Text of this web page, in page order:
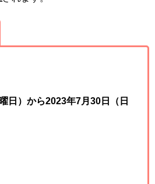
日）から2023年7月30日（日